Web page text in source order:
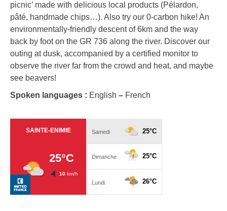
picnic’ made with delicious local products (Pélardon,
pâté, handmade chips…). Also try our 0-carbon hike! An
environmentally-friendly descent of 6km and the way
back by foot on the GR 736 along the river. Discover our
outing at dusk, accompanied by a certified monitor to
observe the river far from the crowd and heat, and maybe
see beavers!
Spoken languages : English – French